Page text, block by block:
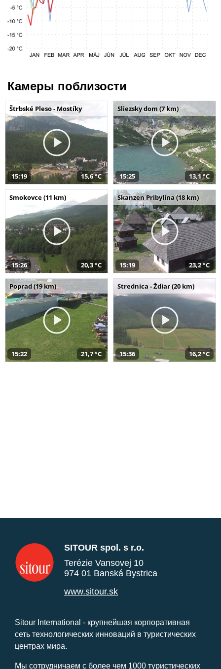
Камеры поблизости
Štrbské Pleso - Mostíky
15:19 15,6 °C
Sliezsky dom (7 km)
15:25 13,1 °C
Smokovce (11 km)
15:26 20,3 °C
Skanzen Pribylina (18 km)
15:19 23,2 °C
Poprad (19 km)
15:22 21,7 °C
Strednica - Ždiar (20 km)
15:36 16,2 °C
SITOUR spol. s r.o.
Terézie Vansovej 10
974 01 Banská Bystrica
www.sitour.sk
Sitour International - крупнейшая корпоративная
сеть технологических инноваций в туристических
центрах мира.
Мы сотрудничаем с более чем 1000 туристических